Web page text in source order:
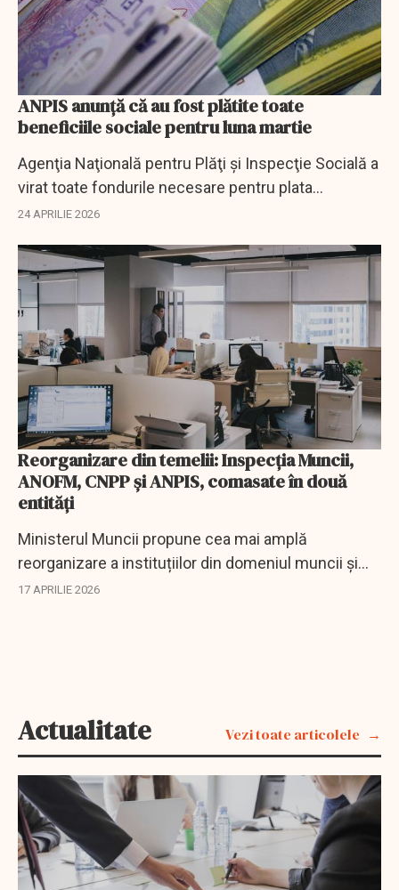
ANPIS anunţă că au fost plătite toate
beneficiile sociale pentru luna martie
Agenţia Naţională pentru Plăţi şi Inspecţie Socială a
virat toate fondurile necesare pentru plata
beneficiilor de asistenţă socială aferente lunii
24 APRILIE 2026
Reorganizare din temelii: Inspecția Muncii,
ANOFM, CNPP și ANPIS, comasate în două
entități
Ministerul Muncii propune cea mai amplă
reorganizare a instituțiilor din domeniul muncii și
protecției sociale.
17 APRILIE 2026
Actualitate Vezi toate articolele